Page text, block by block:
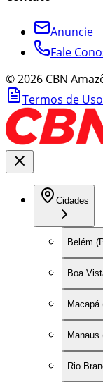
Anuncie
Fale
©2026 CBN
Termos de Uso
Cidades
Belém
Boa
Macapá
Manaus
Rio